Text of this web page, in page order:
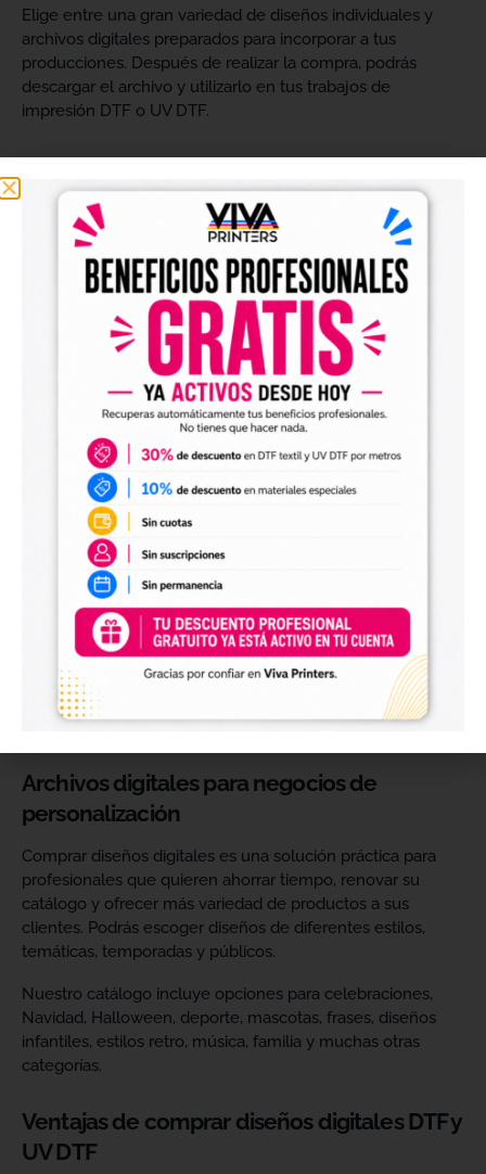
Elige entre una gran variedad de diseños individuales y
archivos digitales preparados para incorporar a tus
producciones. Después de realizar la compra, podrás
descargar el archivo y utilizarlo en tus trabajos de
impresión DTF o UV DTF.
Nuestrosdiseños digitales para DTF
son ideales para
crear camisetas, sudaderas, tote bags, ropa infantil,
prendas promocionales y otros productos textiles
personalizados.
Los archivos están pensados para facilitar la preparación
de tus impresiones y ayudarte a crear nuevas colecciones
sin tener que diseñar cada imagen desde cero. Solo
tendrás que adaptar el tamaño a tus necesidades, preparar
el archivo en tu programa de impresión y producirlo con tu
maquinaria DTF.
Diseños digitales para impresión UV DTF
También encontrarás
perfectos para personalizar vasos, botellas, termos, cajas,
envases, artículos promocionales y otras superficies rígidas
Estos diseños permiten incorporar nuevas opciones a tu
catálogo de personalización de objetos y preparar
producciones propias utilizando tu impresora UV DTF o tu
proveedor habitual de impresión.
Archivos digitales para negocios de
personalización
Comprar diseños digitales es una solución práctica para
profesionales que quieren ahorrar tiempo, renovar su
catálogo y ofrecer más variedad de productos a sus
clientes. Podrás escoger diseños de diferentes estilos,
temáticas, temporadas y públicos.
Nuestro catálogo incluye opciones para celebraciones,
Navidad, Halloween, deporte, mascotas, frases, diseños
infantiles, estilos retro, música, familia y muchas otras
categorías.
Ventajas de comprar diseños digitales DTF y
UV DTF